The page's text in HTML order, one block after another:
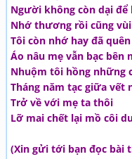
Người không còn dại để
Nhớ thương rồi cũng
Tôi còn nhớ hay đã quên
Áo nâu mẹ vẫn bạc bên
Nhuộm tôi hồng những
Tháng năm tạc giữa vết
Trở về với mẹ ta thôi
Lỡ mai chết lại mồ côi
(Xin gửi tới bạn đọc bài